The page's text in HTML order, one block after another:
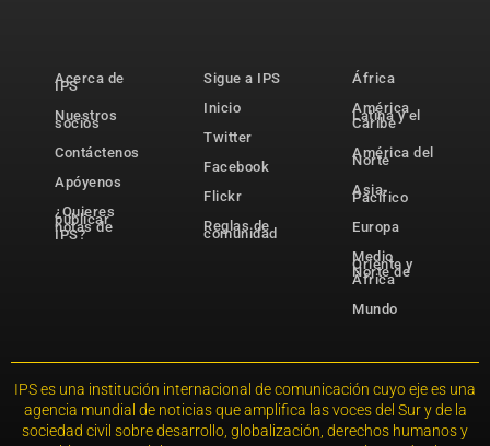
Acerca de
IPS
Nuestros
socios
Contáctenos
Apóyenos
¿Quieres
publicar
notas de
IPS?
Sigue a IPS
Inicio
Twitter
Facebook
Flickr
Reglas de
comunidad
África
América
Latina y el
Caribe
América del
Norte
Asia-
Pacífico
Europa
Medio
Oriente y
Norte de
África
Mundo
IPS es una institución internacional de comunicación cuyo eje es una
agencia mundial de noticias que amplifica las voces del Sur y de la
sociedad civil sobre desarrollo, globalización, derechos humanos y